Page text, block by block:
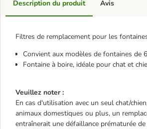
Description du produit
Filtres de remplacement pour les
Convient aux modèles de fontaines de
Fontaine à boire, idéale pour chat et
Veuillez noter :
En cas d'utilisation avec un seul chat/
animaux domestiques ou plus, un
entraînerait une défaillance prématurée
Avis